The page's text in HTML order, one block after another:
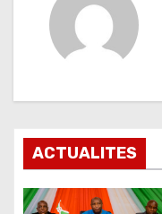
ACTUALITES